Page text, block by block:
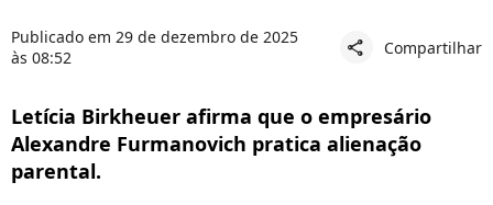
Publicado em 29 de dezembro de 2025
às 08:52
share Compartilhar
Letícia Birkheuer afirma que o empresário
Alexandre Furmanovich pratica alienação
parental.